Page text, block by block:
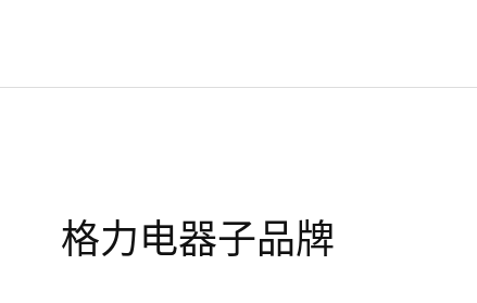
格力电器子品牌